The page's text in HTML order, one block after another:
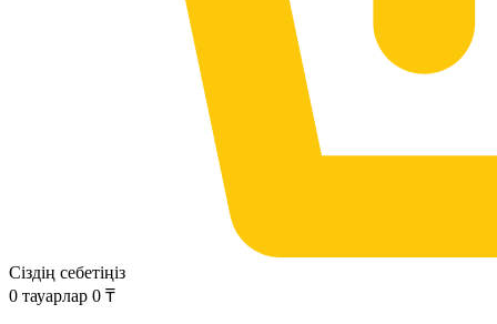
Сіздің себетіңіз
0 тауарлар 0 ₸